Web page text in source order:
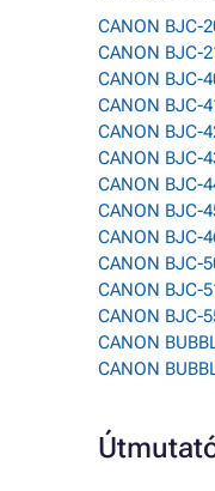
CANON BJC-
CANON BJC-
CANON BJC-
CANON BJC-
CANON BJC-
CANON BJC-
CANON BJC-
CANON BJC-
CANON BJC-
CANON BJC-
CANON BJC-
CANON BJC-
CANON
CANON